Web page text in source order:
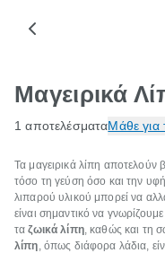
Μαγειρικά
1 αποτελέσματαΜάθε για
Τα μαγειρικά λίπη αποτελούν
τόσο τη γεύση όσο και την
λιπαρού υλικού μπορεί να
είναι σημαντικό να
ταζωικά λίπη, καθώς και τη
λίπη, όπως διάφορα λάδια,